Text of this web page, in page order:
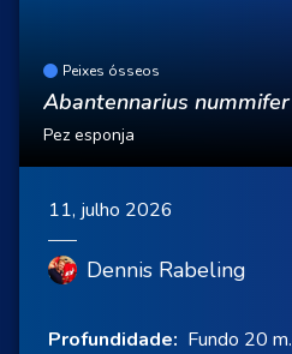
Peixes ósseos
Abantennarius nummifer
Pez esponja
11, julho 2026
Dennis Rabeling
Profundidade: Fundo 20 m.